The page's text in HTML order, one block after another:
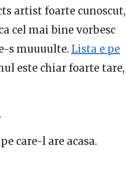
artist foarte cunoscut,
cel mai bine vorbesc
s muuuulte. Lista e pe
este chiar foarte tare,
care-l are acasa.